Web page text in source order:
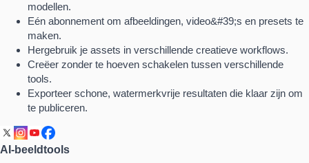
modellen.
Eén abonnement om afbeeldingen, video&#39;s en presets te
maken.
Hergebruik je assets in verschillende creatieve workflows.
Creëer zonder te hoeven schakelen tussen verschillende
tools.
Exporteer schone, watermerkvrije resultaten die klaar zijn om
te publiceren.
AI-beeldtools